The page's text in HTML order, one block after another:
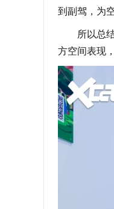
到副驾，为
所以总结
方空间表现